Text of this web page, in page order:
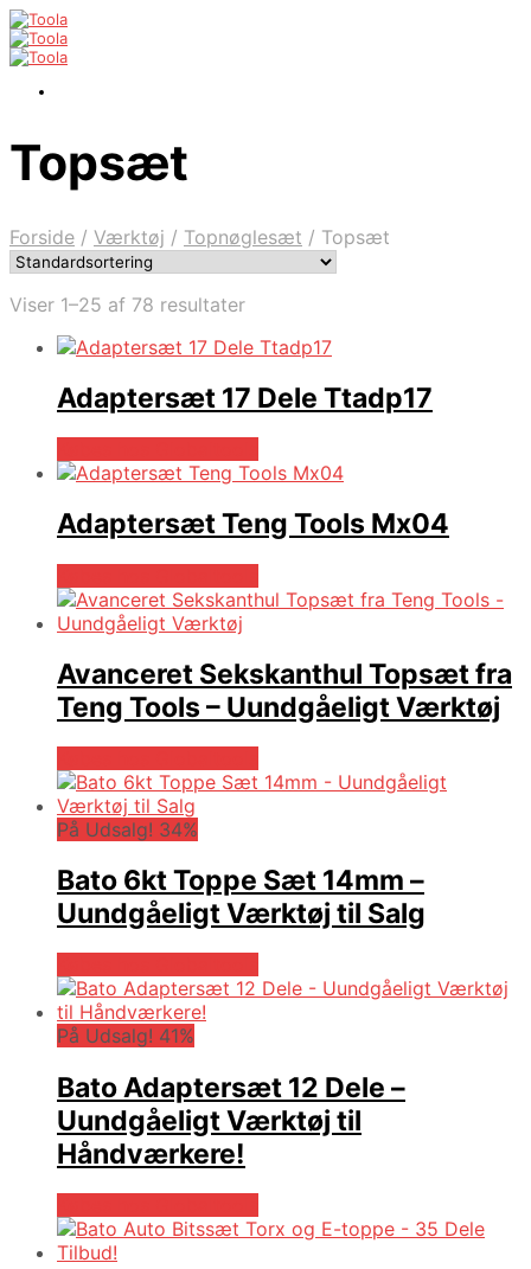
Topsæt
Forside / Værktøj / Topnøglesæt / Topsæt
Viser 1–25 af 78 resultater
Adaptersæt 17 Dele Ttadp17
Adaptersæt Teng Tools Mx04
Avanceret Sekskanthul Topsæt fra
Teng Tools – Uundgåeligt Værktøj
På Udsalg! 34%
Bato 6kt Toppe Sæt 14mm –
Uundgåeligt Værktøj til Salg
På Udsalg! 41%
Bato Adaptersæt 12 Dele –
Uundgåeligt Værktøj til
Håndværkere!